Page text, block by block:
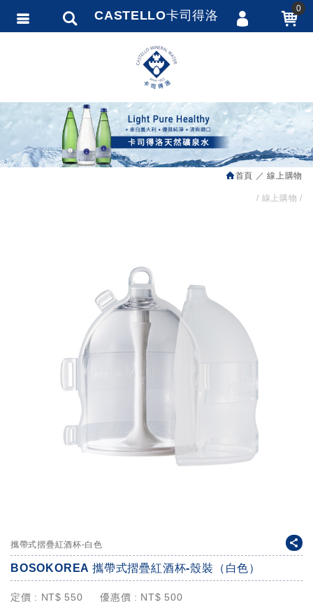
首頁 線上購物
線上購物
攜帶式摺疊紅酒杯-白色
BOSOKOREA 攜帶式摺疊紅酒杯-殼裝（白色）
定價 : NT$ 550 優惠價 : NT$ 500
CASTELLO卡司得洛 0
會員登入
會員註冊
訂單查詢
追蹤清單
繁體中文